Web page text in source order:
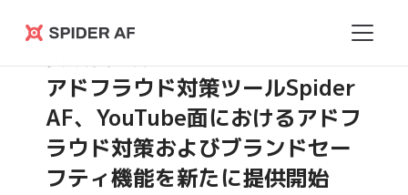
Spider
AF
プレスリリース
アドフラウド対策ツールSpider
AF、YouTube面におけるアドフ
ラウド対策およびブランドセー
フティ機能を新たに提供開始